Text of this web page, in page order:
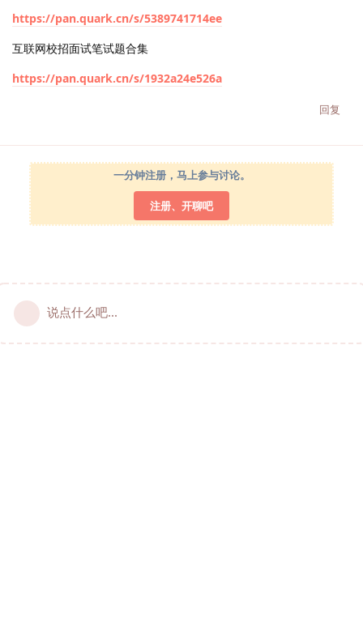
https://pan.quark.cn/s/5389741714ee
互联网校招面试笔试题合集
https://pan.quark.cn/s/1932a24e526a
回复
一分钟注册，马上参与讨论。
注册、开聊吧
说点什么吧...